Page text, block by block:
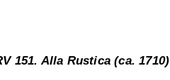
151. Alla Rustica (ca. 1710)